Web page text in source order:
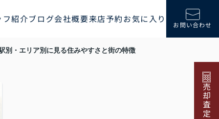
紹介ブログ会社概要来店予約お気に入り お問い合わせ
売却査定
別・エリア別に見る住みやすさと街の特徴